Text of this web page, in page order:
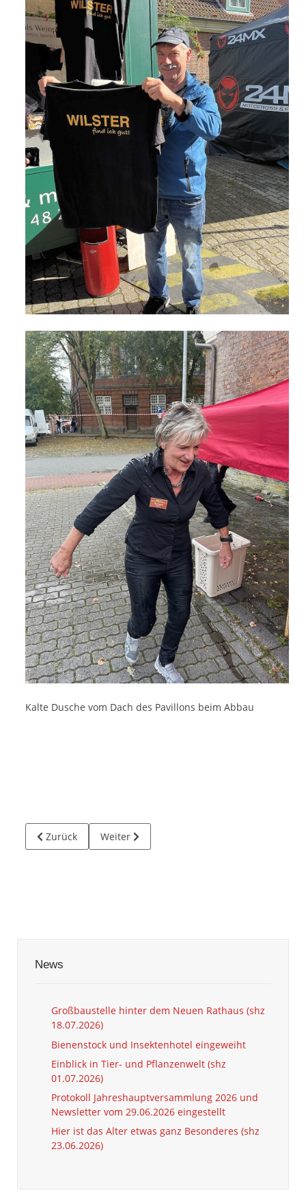
Kalte Dusche vom Dach des Pavillons beim Abbau
Vorheriger Beitrag: Aktueller Newsletter unter
Zurück Nächster Beitrag: Altes Rathaus und
Weiter
News
Großbaustelle hinter dem Neuen Rathaus (shz
18.07.2026)
Bienenstock und Insektenhotel eingeweiht
Einblick in Tier- und Pflanzenwelt (shz
01.07.2026)
Protokoll Jahreshauptversammlung 2026 und
Newsletter vom 29.06.2026 eingestellt
Hier ist das Alter etwas ganz Besonderes (shz
23.06.2026)